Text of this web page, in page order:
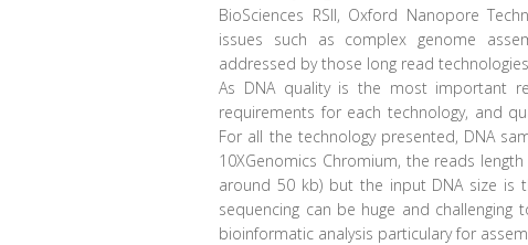
BioSciences RSII, Oxford Nanopore
issues such as complex genome
addressed by those long read
As DNA quality is the most important
requirements for each technology, and
For all the technology presented, DNA
10XGenomics Chromium, the reads
around 50 kb) but the input DNA size is
sequencing can be huge and
bioinformatic analysis particulary for